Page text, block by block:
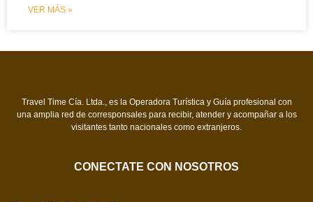
VER MÁS »
Travel Time Cía. Ltda., es la Operadora Turística y Guía profesional con
una amplia red de corresponsales para recibir, atender y acompañar a los
visitantes tanto nacionales como extranjeros.
CONECTATE CON NOSOTROS